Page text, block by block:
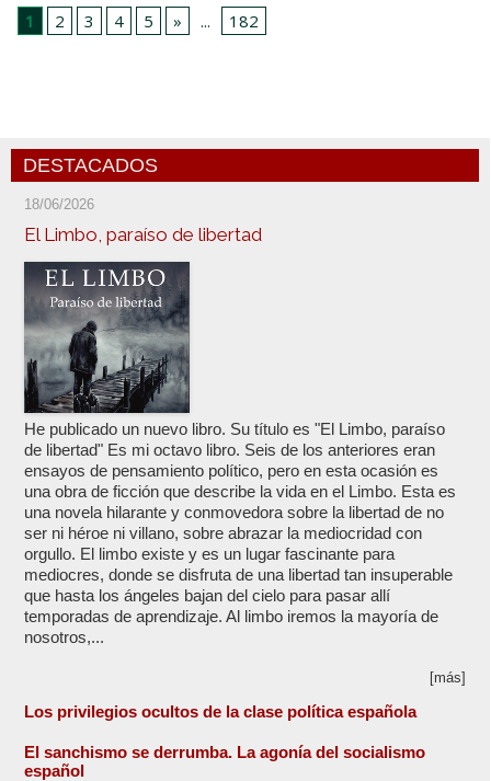
1
2 3 4 5 » ... 182
DESTACADOS
18/06/2026
El Limbo, paraíso de libertad
He publicado un nuevo libro. Su título es "El Limbo, paraíso
de libertad" Es mi octavo libro. Seis de los anteriores eran
ensayos de pensamiento político, pero en esta ocasión es
una obra de ficción que describe la vida en el Limbo. Esta es
una novela hilarante y conmovedora sobre la libertad de no
ser ni héroe ni villano, sobre abrazar la mediocridad con
orgullo. El limbo existe y es un lugar fascinante para
mediocres, donde se disfruta de una libertad tan insuperable
que hasta los ángeles bajan del cielo para pasar allí
temporadas de aprendizaje. Al limbo iremos la mayoría de
nosotros,...
[más]
Los privilegios ocultos de la clase política española
El sanchismo se derrumba. La agonía del socialismo
español